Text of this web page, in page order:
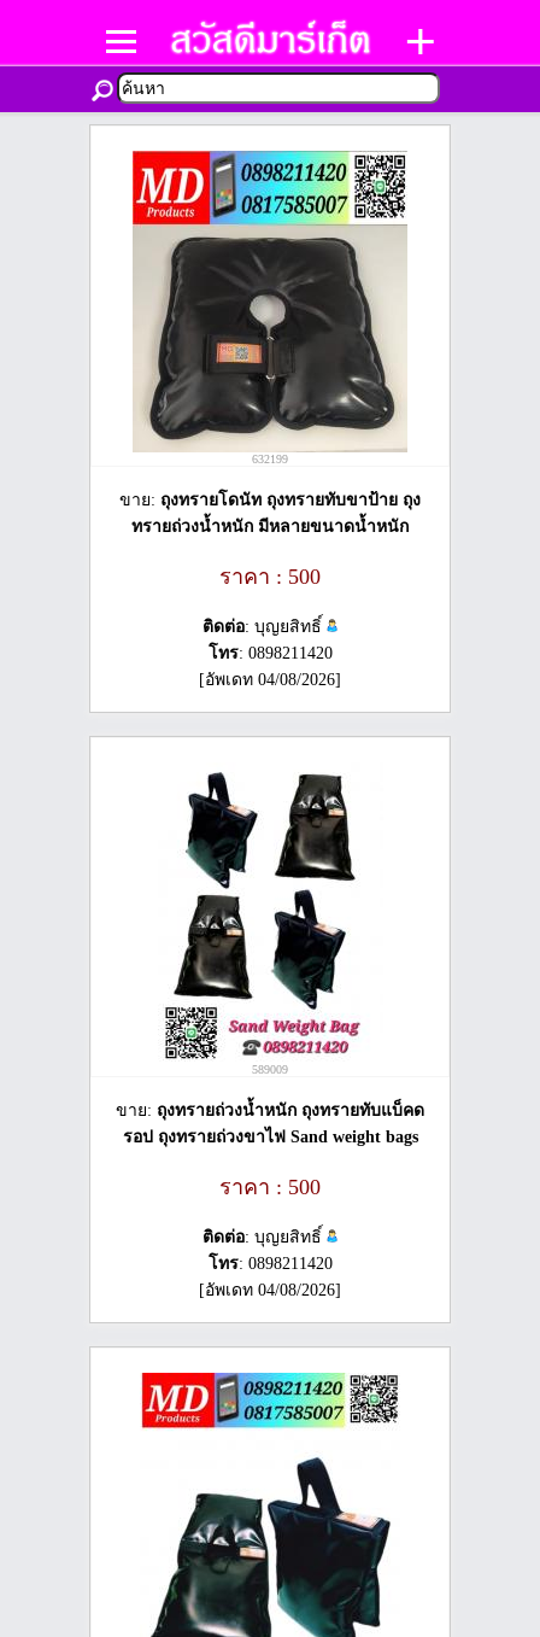
632199
ขาย: ถุงทรายโดนัท ถุงทรายทับขาป้าย ถุง
ทรายถ่วงน้ำหนัก มีหลายขนาดน้ำหนัก
ราคา : 500
ติดต่อ: บุญยสิทธิ์
โทร: 0898211420
[อัพเดท 04/08/2026]
589009
ขาย: ถุงทรายถ่วงน้ำหนัก ถุงทรายทับแบ็คด
รอป ถุงทรายถ่วงขาไฟ Sand weight bags
ราคา : 500
ติดต่อ: บุญยสิทธิ์
โทร: 0898211420
[อัพเดท 04/08/2026]